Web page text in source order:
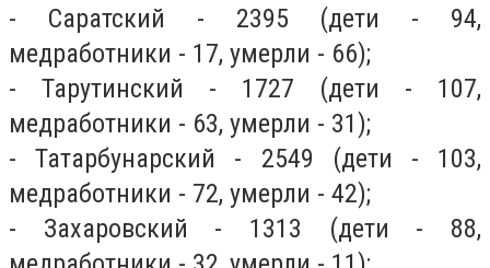
- Саратский - 2395 (дети - 94,
медработники - 17, умерли - 66);
- Тарутинский - 1727 (дети - 107,
медработники - 63, умерли - 31);
- Татарбунарский - 2549 (дети - 103,
медработники - 72, умерли - 42);
- Захаровский - 1313 (дети - 88,